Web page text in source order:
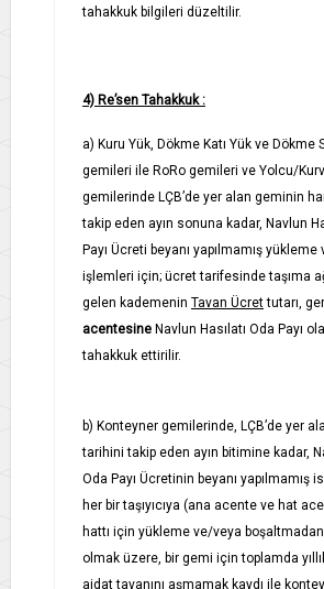
tahakkuk bilgileri düzeltilir.
4) Re’sen Tahakkuk :
a) Kuru Yük, Dökme Katı Yük ve Dökme
gemileri ile RoRo gemileri ve Yolcu/
gemilerinde LÇB’de yer alan geminin
takip eden ayın sonuna kadar, Navlun
Payı Ücreti beyanı yapılmamış
işlemleri için; ücret tarifesinde taşıma
gelen kademenin Tavan Ücret tutarı,
acentesine Navlun Hasılatı Oda Payı
tahakkuk ettirilir.
b) Konteyner gemilerinde, LÇB’de yer
tarihini takip eden ayın bitimine kadar,
Oda Payı Ücretinin beyanı yapılmamış
her bir taşıyıcıya (ana acente ve hat
hattı için yükleme ve/veya boşaltmadan
olmak üzere, bir gemi için toplamda
aidat tavanını aşmamak kaydı ile